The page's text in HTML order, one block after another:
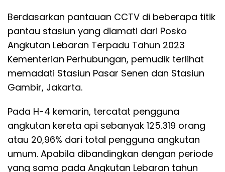
Berdasarkan pantauan CCTV di beberapa titik
pantau stasiun yang diamati dari Posko
Angkutan Lebaran Terpadu Tahun 2023
Kementerian Perhubungan, pemudik terlihat
memadati Stasiun Pasar Senen dan Stasiun
Gambir, Jakarta.
Pada H-4 kemarin, tercatat pengguna
angkutan kereta api sebanyak 125.319 orang
atau 20,96% dari total pengguna angkutan
umum. Apabila dibandingkan dengan periode
yang sama pada Angkutan Lebaran tahun